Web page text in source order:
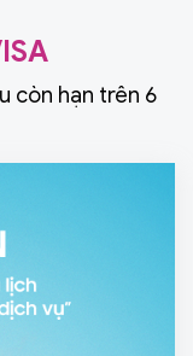
còn hạn trên 6